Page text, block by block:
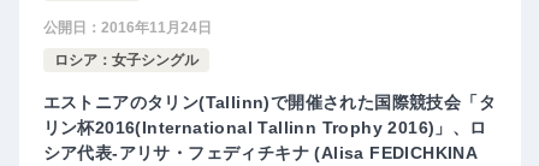
公開日： 2016年11月24日
ロシア：女子シングル
エストニアのタリン(Tallinn)で開催された国際競技会「タ
リン杯2016(International Tallinn Trophy 2016)」、ロ
シア代表-アリサ・フェディチキナ (Alisa FEDICHKINA